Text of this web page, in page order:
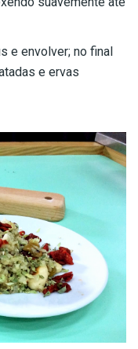
e envolver; no final
e ervas